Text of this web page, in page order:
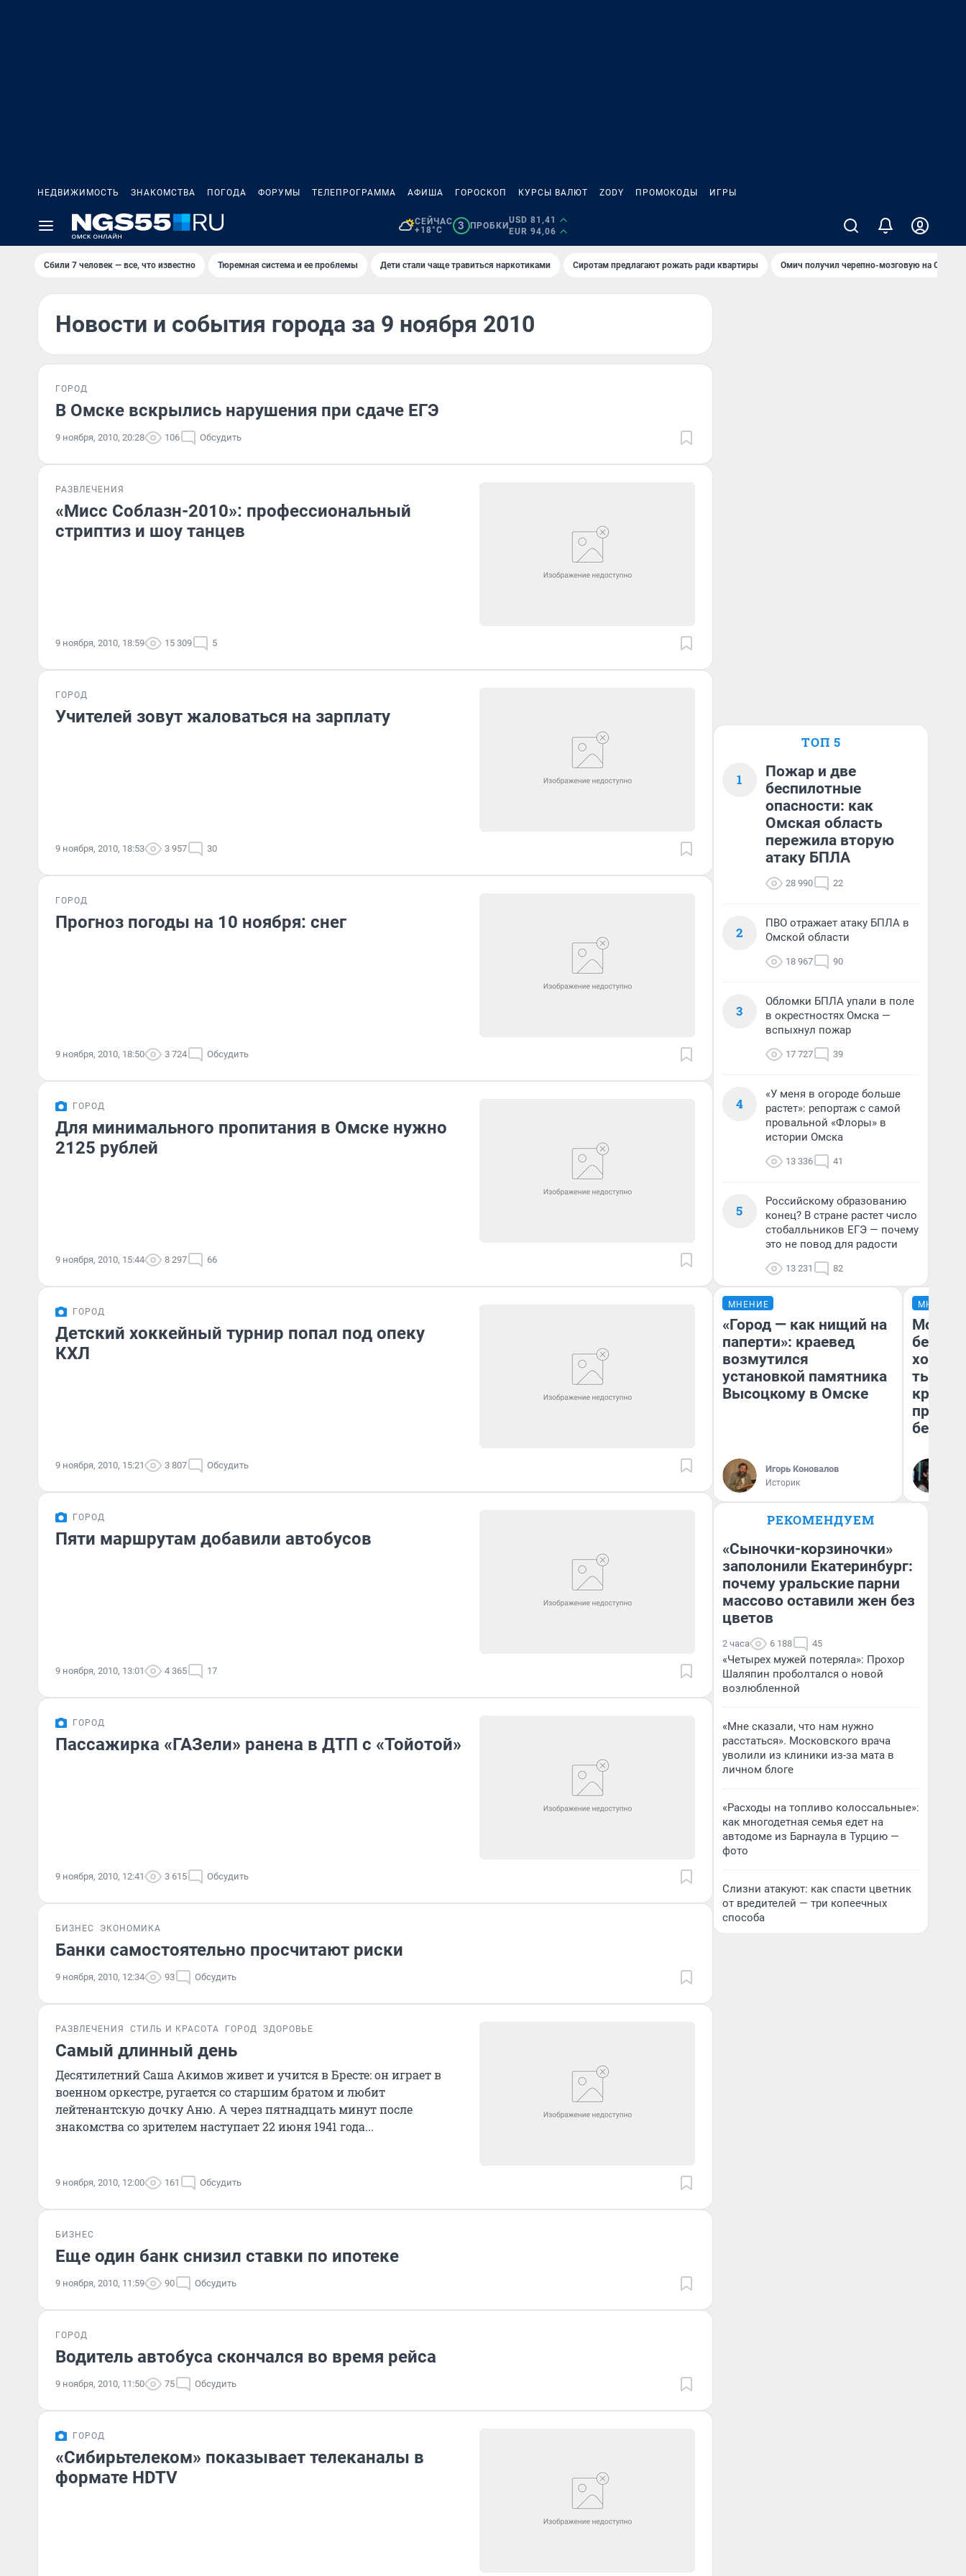
НЕДВИЖИМОСТЬ ЗНАКОМСТВА ПОГОДА ФОРУМЫ ТЕЛЕПРОГРАММА АФИША ГОРОСКОП КУРСЫ ВАЛЮТ ZODY ПРОМОКОДЫ ИГРЫ
СЕЙЧАС
+18°C
3 ПРОБКИ
USD 81,41
EUR 94,06
Сбили 7 человек — все, что известно Тюремная система и ее проблемы Дети стали чаще травиться наркотиками Сиротам предлагают рожать ради квартиры Омич получил черепно-мозговую на ОНПЗ
Новости и события города за 9 ноября 2010
ГОРОД
В Омске вскрылись нарушения при сдаче ЕГЭ
9 ноября, 2010, 20:28 106 Обсудить
РАЗВЛЕЧЕНИЯ
«Мисс Соблазн-2010»: профессиональный
стриптиз и шоу танцев
9 ноября, 2010, 18:59 15 309 5
ГОРОД
Учителей зовут жаловаться на зарплату
9 ноября, 2010, 18:53 3 957 30
ГОРОД
Прогноз погоды на 10 ноября: снег
9 ноября, 2010, 18:50 3 724 Обсудить
ГОРОД
Для минимального пропитания в Омске нужно
2125 рублей
9 ноября, 2010, 15:44 8 297 66
ГОРОД
Детский хоккейный турнир попал под опеку
КХЛ
9 ноября, 2010, 15:21 3 807 Обсудить
ГОРОД
Пяти маршрутам добавили автобусов
9 ноября, 2010, 13:01 4 365 17
ГОРОД
Пассажирка «ГАЗели» ранена в ДТП с «Тойотой»
9 ноября, 2010, 12:41 3 615 Обсудить
БИЗНЕС ЭКОНОМИКА
Банки самостоятельно просчитают риски
9 ноября, 2010, 12:34 93 Обсудить
РАЗВЛЕЧЕНИЯ СТИЛЬ И КРАСОТА ГОРОД ЗДОРОВЬЕ
Самый длинный день
Десятилетний Саша Акимов живет и учится в Бресте: он играет в
военном оркестре, ругается со старшим братом и любит
лейтенантскую дочку Аню. А через пятнадцать минут после
знакомства со зрителем наступает 22 июня 1941 года...
9 ноября, 2010, 12:00 161 Обсудить
БИЗНЕС
Еще один банк снизил ставки по ипотеке
9 ноября, 2010, 11:59 90 Обсудить
ГОРОД
Водитель автобуса скончался во время рейса
9 ноября, 2010, 11:50 75 Обсудить
ГОРОД
«Сибирьтелеком» показывает телеканалы в
формате HDTV
ТОП 5
1
Пожар и две
беспилотные
опасности: как
Омская область
пережила вторую
атаку БПЛА
28 990 22
2
ПВО отражает атаку БПЛА в
Омской области
18 967 90
3
Обломки БПЛА упали в поле
в окрестностях Омска —
вспыхнул пожар
17 727 39
4
«У меня в огороде больше
растет»: репортаж с самой
провальной «Флоры» в
истории Омска
13 336 41
5
Российскому образованию
конец? В стране растет число
стобалльников ЕГЭ — почему
это не повод для радости
13 231 82
МНЕНИЕ
«Город — как нищий на
паперти»: краевед
возмутился
установкой памятника
Высоцкому в Омске
Игорь Коновалов
Историк
МНЕНИЕ
Мой
хотела
тысяч,
РЕКОМЕНДУЕМ
«Сыночки-корзиночки»
заполонили Екатеринбург:
почему уральские парни
массово оставили жен без
цветов
2 часа 6 188 45
«Четырех мужей потеряла»: Прохор
Шаляпин проболтался о новой
возлюбленной
«Мне сказали, что нам нужно
расстаться». Московского врача
уволили из клиники из-за мата в
личном блоге
«Расходы на топливо колоссальные»:
как многодетная семья едет на
автодоме из Барнаула в Турцию —
фото
Слизни атакуют: как спасти цветник
от вредителей — три копеечных
способа